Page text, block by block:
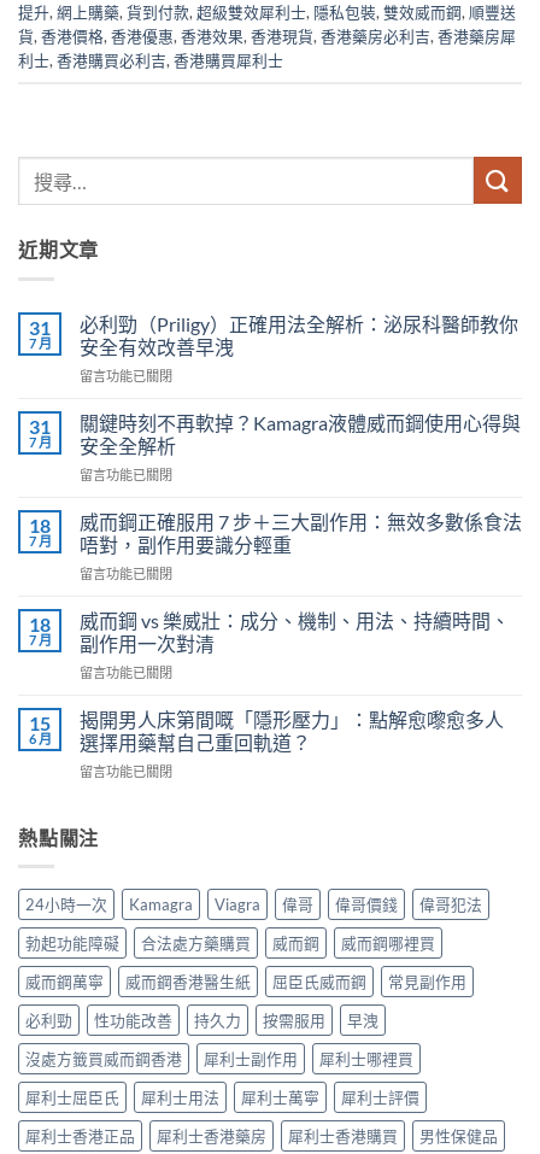
提升,網上購藥,貨到付款,超級雙效犀利士, 隱私包裝,雙效威而鋼,順豐送
貨,香港價格,香港優惠,香港效果,香港現貨,香港藥房必利吉,香港藥房犀
利士,香港購買必利吉,香港購買犀利士
近期文章
31
7 月
必利勁（Priligy）正確用法全解析：泌尿科醫師教你
安全有效改善早洩
在
利
勁
（Priligy）
正
用
法
全
解
泌
尿
醫
教
你
安
效
改
早
洩〉
中
留言功能已關閉
31
7 月
關鍵時刻不再軟掉？Kamagra液體威而鋼使用心得與
安全全解析
在
鍵
時
刻
不
軟
掉？
Kamagra
液
威
而
使
得
全
全
解
析〉
中
留言功能已關閉
18
7 月
威而鋼正確服用 7 步＋三大副作用：無效多數係食法
唔對，副作用要識分輕重
在
而
鋼
正
確
用
7
步
＋
副
效
多
數
係
食
唔
對，
副
作
用
要
留言功能已關閉
18
7 月
威而鋼 vs 樂威壯：成分、機制、用法、持續時間、
副作用一次對清
在
而
鋼
vs
樂
成
制、
用
法、
持
續
時
間、
副
作
用
一
次
對
留言功能已關閉
15
6 月
揭開男人床第間嘅「隱形壓力」：點解愈嚟愈多人
選擇用藥幫自己重回軌道？
在
男
人
第
嘅
「隱
形
壓
力」：
點
解
愈
嚟
愈
多
留言功能已關閉
熱點關注
24小時一次 Kamagra Viagra 偉哥 偉哥價錢
偉哥犯法
勃起功能障礙
合法處方藥購買 威而鋼
威而鋼哪裡買
威而鋼萬寧
威而鋼香港醫生紙 屈臣氏威而鋼
常見副作用
必利勁
性功能改善 持久力 按需服用
早洩
沒處方籤買威而鋼香港
犀利士副作用
犀利士哪裡買
犀利士屈臣氏
犀利士用法 犀利士萬寧
犀利士評價
犀利士香港正品
犀利士香港藥房 犀利士香港購買 男性保健品